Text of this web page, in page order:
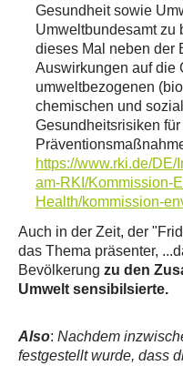
Gesundheit sowie
Umweltbundesamt zu
dieses Mal neben der
Auswirkungen auf die
umweltbezogenen
chemischen und
Gesundheitsrisiken
https://www.rki.de/
am-RKI/Kommission-
Health/kommission-
Auch in der Zeit, der
das Thema präsenter,
Bevölkerung zu den
Umwelt sensibilsierte.
Also: Nachdem
festgestellt wurde, dass